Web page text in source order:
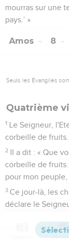
mourras sur une
pays.’ »
Amos 8
Seuls les Évangiles
Quatrième
1 Le Seigneur,
corbeille de fruits.
2 Il a dit : « Que
corbeille de fruits.
pour mon peuple,
3 Ce jour-là, les
déclare le